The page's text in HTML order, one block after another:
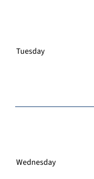
Tuesday
Wednesday